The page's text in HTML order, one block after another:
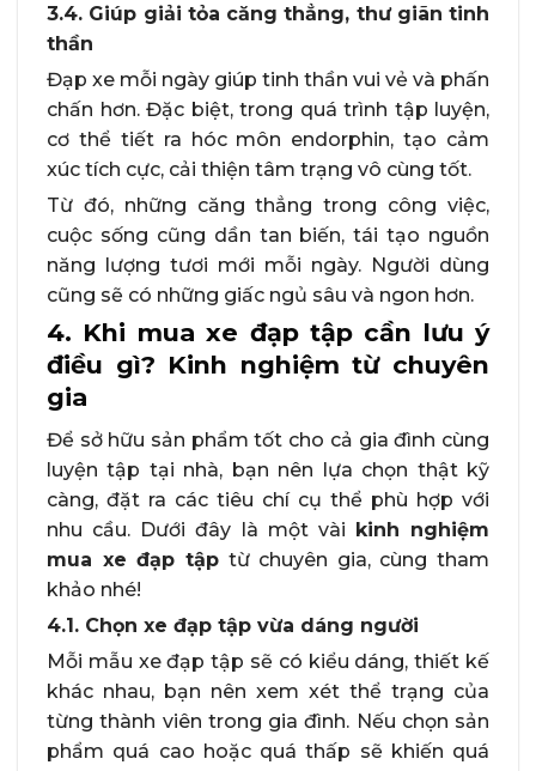
3.4. Giúp giải tỏa căng thẳng, thư giãn tinh
thần
Đạp xe mỗi ngày giúp tinh thần vui vẻ và phấn
chấn hơn. Đặc biệt, trong quá trình tập luyện,
cơ thể tiết ra hóc môn endorphin, tạo cảm
xúc tích cực, cải thiện tâm trạng vô cùng tốt.
Từ đó, những căng thẳng trong công việc,
cuộc sống cũng dần tan biến, tái tạo nguồn
năng lượng tươi mới mỗi ngày. Người dùng
cũng sẽ có những giấc ngủ sâu và ngon hơn.
4. Khi mua xe đạp tập cần lưu ý
điều gì? Kinh nghiệm từ chuyên
gia
Để sở hữu sản phẩm tốt cho cả gia đình cùng
luyện tập tại nhà, bạn nên lựa chọn thật kỹ
càng, đặt ra các tiêu chí cụ thể phù hợp với
nhu cầu. Dưới đây là một vài
kinh nghiệm
mua xe đạp tậptừ chuyên gia, cùng tham
khảo nhé!
4.1. Chọn xe đạp tập vừa dáng người
Mỗi mẫu xe đạp tập sẽ có kiểu dáng, thiết kế
khác nhau, bạn nên xem xét thể trạng của
từng thành viên trong gia đình. Nếu chọn sản
phẩm quá cao hoặc quá thấp sẽ khiến quá